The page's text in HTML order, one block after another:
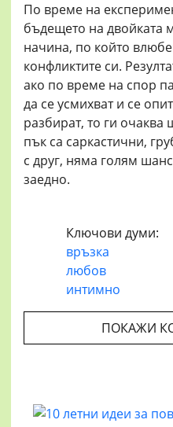
По време на
бъдещето на двойката
начина, по който
конфликтите си.
ако по време на спор
да се усмихват и се
разбират, то ги
пък са саркастични,
с друг, няма голям
заедно.
Ключови думи:
връзка
любов
интимно
ПОКАЖИ